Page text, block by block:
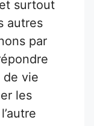
surtout
autres
par
de vie
les